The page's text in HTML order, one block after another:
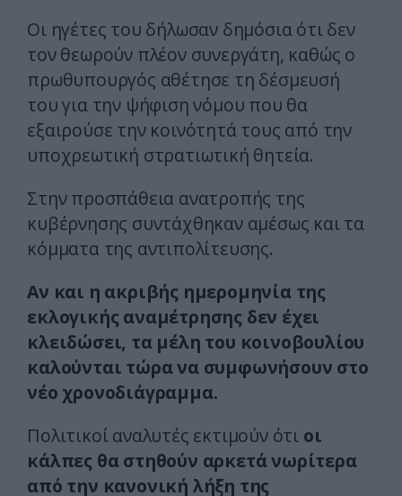
Οι ηγέτες του δήλωσαν δημόσια ότι δεν
τον θεωρούν πλέον συνεργάτη, καθώς ο
πρωθυπουργός αθέτησε τη δέσμευσή
του για την ψήφιση νόμου που θα
εξαιρούσε την κοινότητά τους από την
υποχρεωτική στρατιωτική θητεία.
Στην προσπάθεια ανατροπής της
κυβέρνησης συντάχθηκαν αμέσως και τα
κόμματα της αντιπολίτευσης.
Αν και η ακριβής ημερομηνία της
εκλογικής αναμέτρησης δεν έχει
κλειδώσει, τα μέλη του κοινοβουλίου
καλούνται τώρα να συμφωνήσουν στο
νέο χρονοδιάγραμμα.
Πολιτικοί αναλυτές εκτιμούν ότι οι
κάλπες θα στηθούν αρκετά νωρίτερα
από την κανονική λήξη της